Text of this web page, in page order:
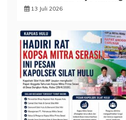
13 Juli 2026